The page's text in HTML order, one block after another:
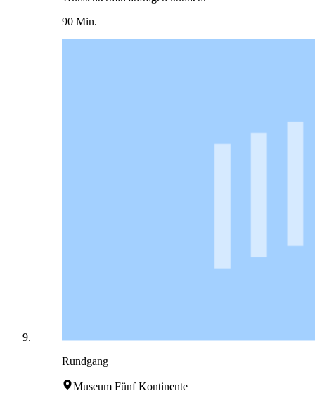
90 Min.
Rundgang
Museum Fünf Kontinente